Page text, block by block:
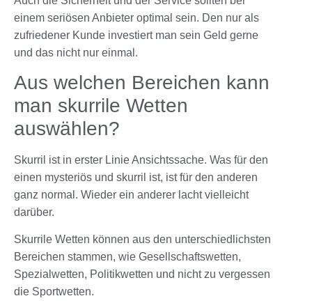
einem seriösen Anbieter optimal sein. Den nur als
zufriedener Kunde investiert man sein Geld gerne
und das nicht nur einmal.
Aus welchen Bereichen kann
man skurrile Wetten
auswählen?
Skurril ist in erster Linie Ansichtssache. Was für den
einen mysteriös und skurril ist, ist für den anderen
ganz normal. Wieder ein anderer lacht vielleicht
darüber.
Skurrile Wetten können aus den unterschiedlichsten
Bereichen stammen, wie Gesellschaftswetten,
Spezialwetten, Politikwetten und nicht zu vergessen
die Sportwetten.